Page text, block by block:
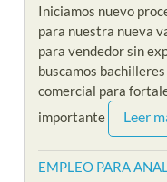
Iniciamos nuevo
para nuestra nueva
para vendedor sin
buscamos
comercial para
importante
Leer
EMPLEO PARA